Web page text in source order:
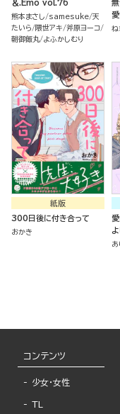
＆.Emo vol.76
熊本まさし samesuke 天
たいら
隈世アキ 斧原ヨーコ
朝御飯丸
よふかしむり
愛
ね
紙版
300日後に付き合って
おかき
よ
あ
コンテンツ
少女・女性
TL